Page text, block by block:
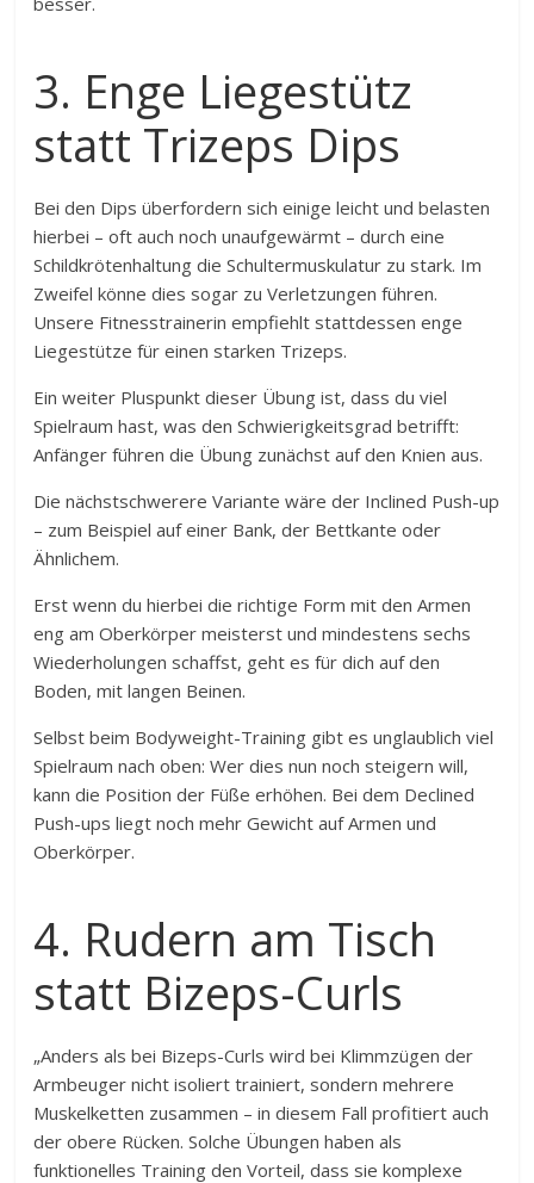
3. Enge Liegestütz
statt Trizeps Dips
Bei den Dips überfordern sich einige leicht und belasten
hierbei – oft auch noch unaufgewärmt – durch eine
Schildkrötenhaltung die Schultermuskulatur zu stark. Im
Zweifel könne dies sogar zu Verletzungen führen.
Unsere Fitnesstrainerin empfiehlt stattdessen enge
Liegestütze für einen starken Trizeps.
Ein weiter Pluspunkt dieser Übung ist, dass du viel
Spielraum hast, was den Schwierigkeitsgrad betrifft:
Anfänger führen die Übung zunächst auf den Knien aus.
Die nächstschwerere Variante wäre der Inclined Push-up
– zum Beispiel auf einer Bank, der Bettkante oder
Ähnlichem.
Erst wenn du hierbei die richtige Form mit den Armen
eng am Oberkörper meisterst und mindestens sechs
Wiederholungen schaffst, geht es für dich auf den
Boden, mit langen Beinen.
Selbst beim Bodyweight-Training gibt es unglaublich viel
Spielraum nach oben: Wer dies nun noch steigern will,
kann die Position der Füße erhöhen. Bei dem Declined
Push-ups liegt noch mehr Gewicht auf Armen und
Oberkörper.
4. Rudern am Tisch
statt Bizeps-Curls
„Anders als bei Bizeps-Curls wird bei Klimmzügen der
Armbeuger nicht isoliert trainiert, sondern mehrere
Muskelketten zusammen – in diesem Fall profitiert auch
der obere Rücken. Solche Übungen haben als
funktionelles Training den Vorteil, dass sie komplexe